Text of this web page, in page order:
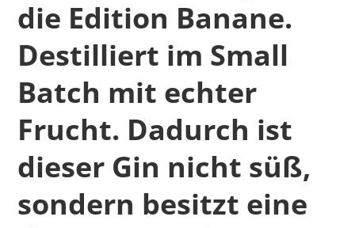
die Edition Banane.
Destilliert im Small
Batch mit echter
Frucht. Dadurch ist
dieser Gin nicht süß,
sondern besitzt eine